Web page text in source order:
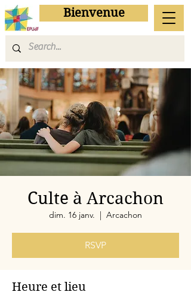
Bienvenue
Culte à Arcachon
dim. 16 janv.
  |
Arcachon
RSVP
Heure et lieu